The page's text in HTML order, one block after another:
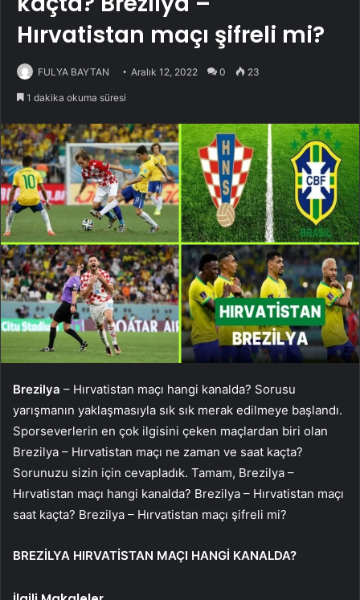
Hırvatistan maçı şifreli mi?
FULYA BAYTAN Aralık 12, 2022 0 23
1 dakika okuma süresi
Brezilya – Hırvatistan maçı hangi kanalda? Sorusu
yarışmanın yaklaşmasıyla sık sık merak edilmeye başlandı.
Sporseverlerin en çok ilgisini çeken maçlardan biri olan
Brezilya – Hırvatistan maçı ne zaman ve saat kaçta?
Sorunuzu sizin için cevapladık. Tamam, Brezilya –
Hırvatistan maçı hangi kanalda? Brezilya – Hırvatistan maçı
saat kaçta? Brezilya – Hırvatistan maçı şifreli mi?
BREZİLYA HIRVATİSTAN MAÇI HANGİ KANALDA?